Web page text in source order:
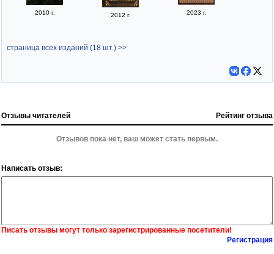
2010 г. 2012 г. 2023 г.
страница всех изданий (18 шт.) >>
Отзывы читателей Рейтинг отзыва
Отзывов пока нет, ваш может стать первым.
Написать отзыв:
Писать отзывы могут только зарегистрированные посетители!
Регистрация